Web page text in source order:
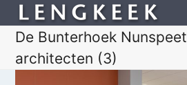
De Bunterhoek
architecten (3)